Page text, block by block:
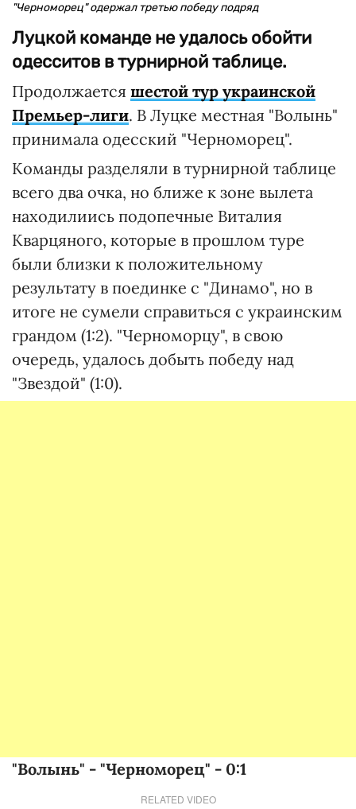
"Черноморец" одержал третью победу подряд
Луцкой команде не удалось обойти
одесситов в турнирной таблице.
Продолжается шестой тур украинской
Премьер-лиги. В Луцке местная "Волынь"
принимала одесский "Черноморец".
Команды разделяли в турнирной таблице
всего два очка, но ближе к зоне вылета
находилиись подопечные Виталия
Кварцяного, которые в прошлом туре
были близки к положительному
результату в поединке с "Динамо", но в
итоге не сумели справиться с украинским
грандом (1:2). "Черноморцу", в свою
очередь, удалось добыть победу над
"Звездой" (1:0).
"Волынь" - "Черноморец" - 0:1
RELATED VIDEO